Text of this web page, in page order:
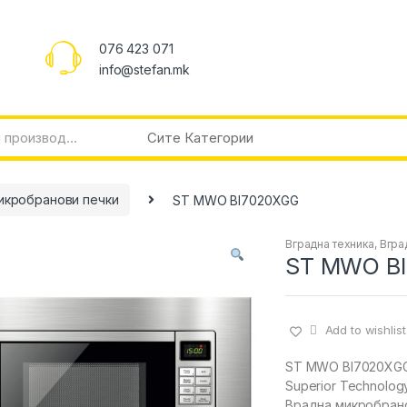
076 423 071
info@stefan.mk
печки ST MWO BI7020XGG
Вградна техника,
ST MWO
Add to wishlist
ST MWO
Superior